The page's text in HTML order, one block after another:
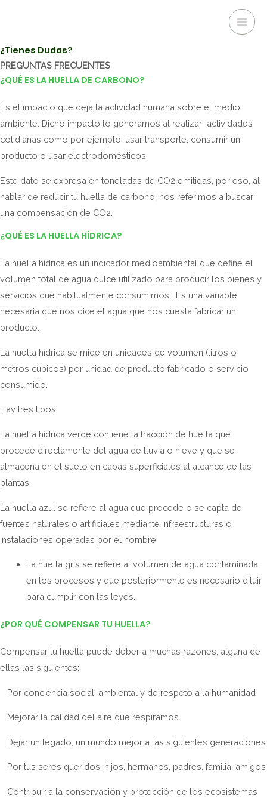
¿Tienes Dudas?
PREGUNTAS FRECUENTES
¿QUÉ ES LA HUELLA DE CARBONO?
Es el impacto que deja la actividad humana sobre el medio
ambiente. Dicho impacto lo generamos al realizar actividades
cotidianas como por ejemplo: usar transporte, consumir un
producto o usar electrodomésticos.
Este dato se expresa en toneladas de CO2 emitidas, por eso, al
hablar de reducir tu huella de carbono, nos referimos a buscar
una compensación de CO2.
¿QUÉ ES LA HUELLA HÍDRICA?
La huella hídrica es un indicador medioambiental que define el
volumen total de agua dulce utilizado para producir los bienes y
servicios que habitualmente consumimos . Es una variable
necesaria que nos dice el agua que nos cuesta fabricar un
producto.
La huella hídrica se mide en unidades de volumen (litros o
metros cúbicos) por unidad de producto fabricado o servicio
consumido.
Hay tres tipos:
La huella hídrica verde contiene la fracción de huella que
procede directamente del agua de lluvia o nieve y que se
almacena en el suelo en capas superficiales al alcance de las
plantas.
La huella azul se refiere al agua que procede o se capta de
fuentes naturales o artificiales mediante infraestructuras o
instalaciones operadas por el hombre.
La huella gris se refiere al volumen de agua contaminada
en los procesos y que posteriormente es necesario diluir
para cumplir con las leyes.
¿POR QUÉ COMPENSAR TU HUELLA?
Compensar tu huella puede deber a muchas razones, alguna de
ellas las siguientes:
Por conciencia social, ambiental y de respeto a la humanidad
Mejorar la calidad del aire que respiramos
Dejar un legado, un mundo mejor a las siguientes generaciones
Por tus seres queridos: hijos, hermanos, padres, familia, amigos
Contribuir a la conservación y protección de los ecosistemas